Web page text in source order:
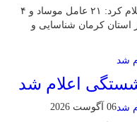
محمودآباد آنلاین : وزارت اطلاعات اعلام کرد: ۲۱ عامل موساد و ۴
کرمان شناسایی و
اعلام شد
06 آگوست 2026